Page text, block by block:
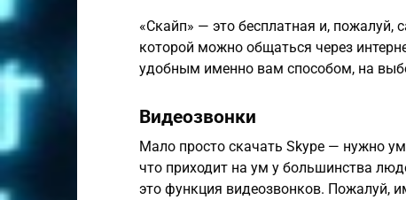
«Скайп» — это бесплатная и,
которой можно общаться через
удобным именно вам способом, на
Видеозвонки
Мало просто скачать Skype — нужно
что приходит на ум у большинства
это функция видеозвонков. Пожалуй,